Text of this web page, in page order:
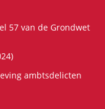
57 van de Grondwet
ambtsdelicten